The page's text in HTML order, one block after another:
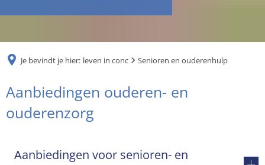
Je bevindt je hier: leven in conc Senioren en ouderenhulp
Senioren
en
Aanbiedingen ouderen- en
ouderenzorg
Aanbiedingen voor senioren- en